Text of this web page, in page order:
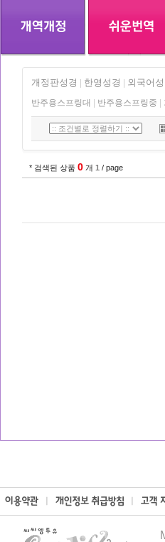
개정판성경 한영성경 외국어성
반주용스프링대 반주용스프링중
* 검색된 상품 0 개 1 / page